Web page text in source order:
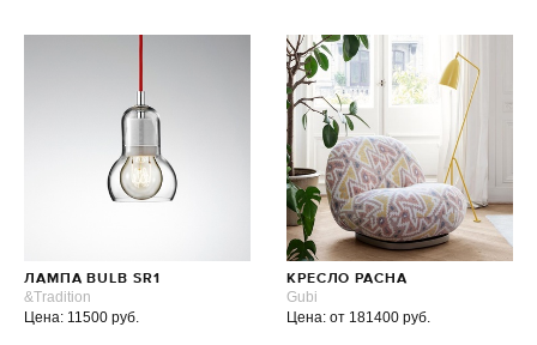
ЛАМПА BULB SR1
&Tradition
Цена: 11500 руб.
КРЕСЛО PACHA
Gubi
Цена: от 181400 руб.